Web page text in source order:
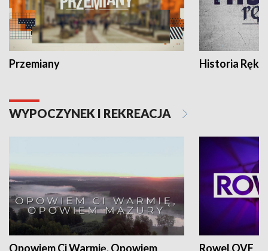
Przemiany Historia Ręką
WYPOCZYNEK I REKREACJA
Opowiem Ci Warmię, Opowiem
RoweLOVE